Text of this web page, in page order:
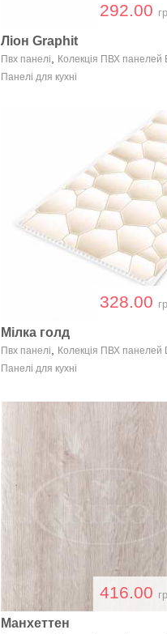
292.00
Ліон Graphit
Пвх панелі, Колекція ПВХ панелей
Панелі для кухні
328.00
Мілка голд
Пвх панелі Колекція ПВХ панелей
Панелі для кухні
416.00
Манхеттен